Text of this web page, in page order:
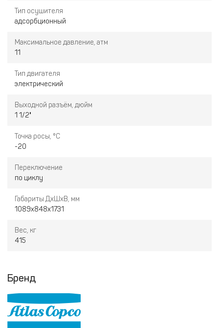
Тип осушителя
адсорбционный
Максимальное давление, атм
11
Тип двигателя
электрический
Выходной разъём, дюйм
1 1/2"
Точка росы, °С
-20
Переключение
по циклу
Габариты ДхШхВ, мм
1089х848х1731
Вес, кг
415
Бренд